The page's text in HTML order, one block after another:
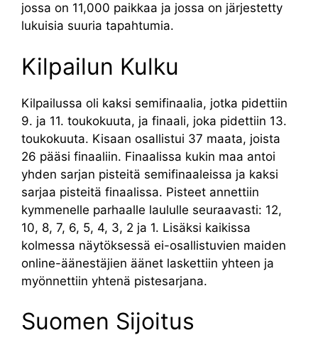
jossa on 11,000 paikkaa ja jossa on järjestetty
lukuisia suuria tapahtumia.
Kilpailun Kulku
Kilpailussa oli kaksi semifinaalia, jotka pidettiin
9. ja 11. toukokuuta, ja finaali, joka pidettiin 13.
toukokuuta. Kisaan osallistui 37 maata, joista
26 pääsi finaaliin. Finaalissa kukin maa antoi
yhden sarjan pisteitä semifinaaleissa ja kaksi
sarjaa pisteitä finaalissa. Pisteet annettiin
kymmenelle parhaalle laululle seuraavasti: 12,
10, 8, 7, 6, 5, 4, 3, 2 ja 1. Lisäksi kaikissa
kolmessa näytöksessä ei-osallistuvien maiden
online-äänestäjien äänet laskettiin yhteen ja
myönnettiin yhtenä pistesarjana.
Suomen Sijoitus